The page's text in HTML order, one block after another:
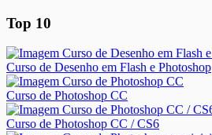
Top 10
Curso de Desenho em Flash e Photoshop
Curso de Photoshop CC
Curso de Photoshop CC / CS6